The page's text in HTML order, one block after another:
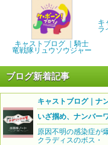
キャストブログ ｜騎士
竜戦隊リュウソウジャー
キ
ラ
ブログ新着記事
キャストブログ｜ナ
いざ掴め、ナンバー
原因不明の感染症が
クラディスのボス・